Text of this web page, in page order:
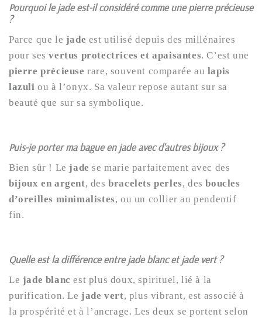
Pourquoi le jade est-il considéré comme une pierre précieuse
?
Parce que le jade est utilisé depuis des millénaires
pour sesvertus protectrices et apaisantes. C’est une
pierre précieuse rare, souvent comparée au lapis
lazuli ou à l’onyx. Sa valeur repose autant sur sa
beauté que sur sa symbolique.
Puis-je porter ma bague en jade avec d'autres bijoux ?
Bien sûr ! Le jade se marie parfaitement avec des
bijoux en argent, desbracelets perles, desboucles
d’oreilles minimalistes, ou un collier au pendentif
fin.
Quelle est la différence entre jade blanc et jade vert ?
Le jade blanc est plus doux, spirituel, lié à la
purification. Le jade vert, plus vibrant, est associé à
la prospérité et à l’ancrage. Les deux se portent selon